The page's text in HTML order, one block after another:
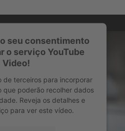
seu consentimento
o serviço YouTube
Video!
de terceiros para incorporar
que poderão recolher dados
Reveja os detalhes e
para ver este vídeo.